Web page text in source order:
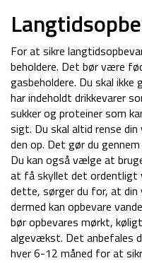
For at sikre
beholdere. Det bør være
gasbeholdere. Du skal ikke
har indeholdt drikkevarer
sukker og proteiner som
sigt. Du skal altid rense
den op. Det gør du
Du kan også vælge at
at få skyllet det ordentligt
dette, sørger du for, at din
dermed kan opbevare
bør opbevares mørkt,
algevækst. Det anbefales
hver 6-12 måned for at